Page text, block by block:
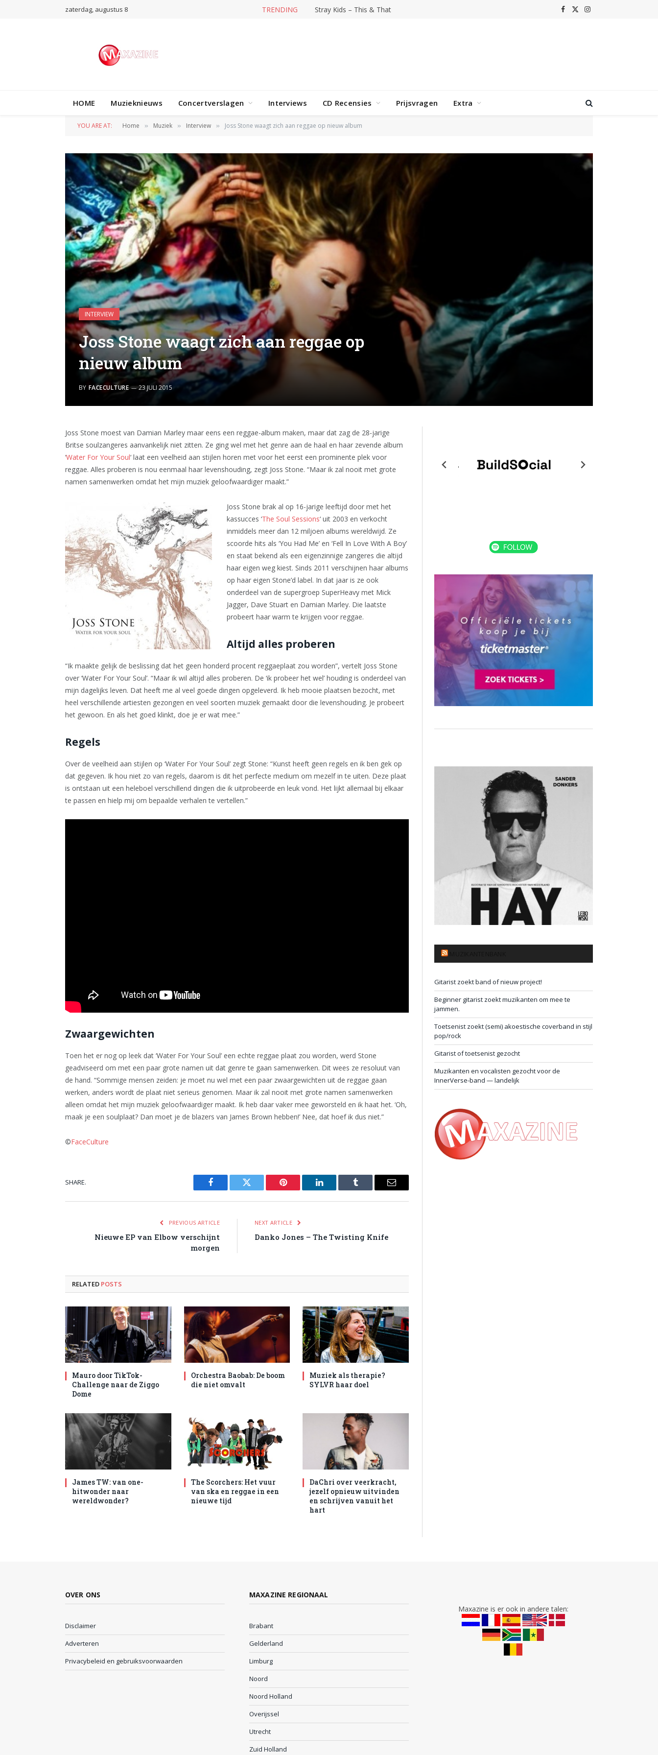
zaterdag, augustus 8 TRENDING Stray Kids – This & That Facebook
X
Instagram
HOME Muzieknieuws Concertverslagen Interviews CD Recensies Prijsvragen Extra
YOU ARE AT: Home » Muziek » Interview » Joss Stone waagt zich aan reggae op nieuw album
INTERVIEW
Joss Stone waagt zich aan reggae op
nieuw album
BY FACECULTURE 23 JULI 2015
Joss Stone moest van Damian Marley maar eens een reggae-album maken, maar dat zag de 28-jarige
Britse soulzangeres aanvankelijk niet zitten. Ze ging wel met het genre aan de haal en haar zevende album
‘Water For Your Soul‘ laat een veelheid aan stijlen horen met voor het eerst een prominente plek voor
reggae. Alles proberen is nou eenmaal haar levenshouding, zegt Joss Stone. “Maar ik zal nooit met grote
namen samenwerken omdat het mijn muziek geloofwaardiger maakt.”
Joss Stone brak al op 16-jarige leeftijd door met het
kassucces ‘The Soul Sessions‘ uit 2003 en verkocht
inmiddels meer dan 12 miljoen albums wereldwijd. Ze
scoorde hits als ‘You Had Me’ en ‘Fell In Love With A Boy’
en staat bekend als een eigenzinnige zangeres die altijd
haar eigen weg kiest. Sinds 2011 verschijnen haar albums
op haar eigen Stone’d label. In dat jaar is ze ook
onderdeel van de supergroep SuperHeavy met Mick
Jagger, Dave Stuart en Damian Marley. Die laatste
probeert haar warm te krijgen voor reggae.
Altijd alles proberen
“Ik maakte gelijk de beslissing dat het geen honderd procent reggaeplaat zou worden”, vertelt Joss Stone
over ‘Water For Your Soul’. “Maar ik wil altijd alles proberen. De ‘ik probeer het wel’ houding is onderdeel van
mijn dagelijks leven. Dat heeft me al veel goede dingen opgeleverd. Ik heb mooie plaatsen bezocht, met
heel verschillende artiesten gezongen en veel soorten muziek gemaakt door die levenshouding. Je probeert
het gewoon. En als het goed klinkt, doe je er wat mee.”
Regels
Over de veelheid aan stijlen op ‘Water For Your Soul’ zegt Stone: “Kunst heeft geen regels en ik ben gek op
dat gegeven. Ik hou niet zo van regels, daarom is dit het perfecte medium om mezelf in te uiten. Deze plaat
is ontstaan uit een heleboel verschillend dingen die ik uitprobeerde en leuk vond. Het lijkt allemaal bij elkaar
te passen en hielp mij om bepaalde verhalen te vertellen.”
Zwaargewichten
Toen het er nog op leek dat ‘Water For Your Soul’ een echte reggae plaat zou worden, werd Stone
geadviseerd om met een paar grote namen uit dat genre te gaan samenwerken. Dit wees ze resoluut van
de hand. “Sommige mensen zeiden: je moet nu wel met een paar zwaargewichten uit de reggae gaan
werken, anders wordt de plaat niet serieus genomen. Maar ik zal nooit met grote namen samenwerken
alleen omdat het mijn muziek geloofwaardiger maakt. Ik heb daar vaker mee geworsteld en ik haat het. ‘Oh,
maak je een soulplaat? Dan moet je de blazers van James Brown hebben!’ Nee, dat hoef ik dus niet.”
©FaceCulture
SHARE.
Facebook Twitter Pinterest LinkedIn Tumblr Email
PREVIOUS ARTICLE
Nieuwe EP van Elbow verschijnt
morgen
NEXT ARTICLE
Danko Jones – The Twisting Knife
RELATED POSTS
Mauro door TikTok-
Challenge naar de Ziggo
Dome
Orchestra Baobab: De boom
die niet omvalt
Muziek als therapie?
SYLVR haar doel
James TW: van one-
hitwonder naar
wereldwonder?
The Scorchers: Het vuur
van ska en reggae in een
nieuwe tijd
DaChri over veerkracht,
jezelf opnieuw uitvinden
en schrijven vanuit het
hart
Gitarist zoekt band of nieuw project!
Beginner gitarist zoekt muzikanten om mee te
jammen.
Toetsenist zoekt (semi) akoestische coverband in stijl
pop/rock
Gitarist of toetsenist gezocht
Muzikanten en vocalisten gezocht voor de
InnerVerse-band — landelijk
OVER ONS
Disclaimer
Adverteren
Privacybeleid en gebruiksvoorwaarden
MAXAZINE REGIONAAL
Brabant
Gelderland
Limburg
Noord
Noord Holland
Overijssel
Utrecht
Zuid Holland
Maxazine is er ook in andere talen: